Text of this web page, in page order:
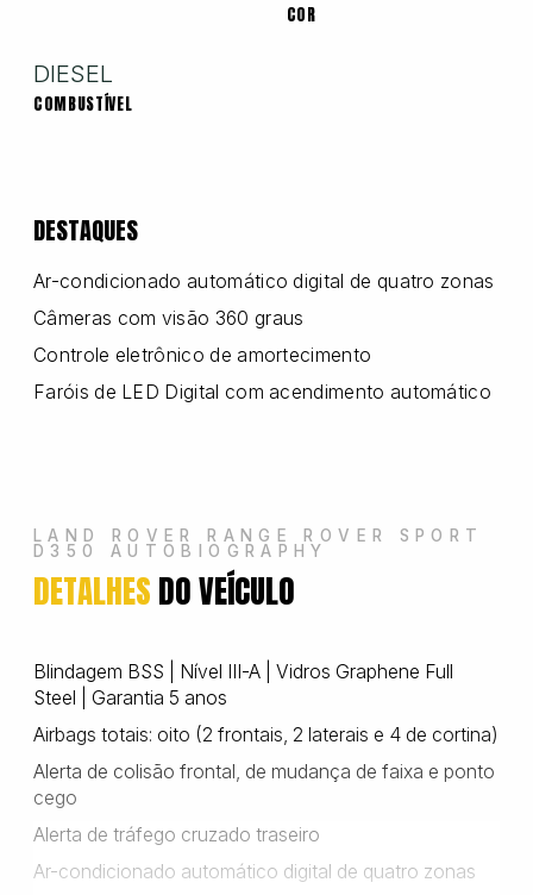
Volkswagen
COR
DIESEL
COMBUSTÍVEL
DESTAQUES
Ar-condicionado automático digital de quatro zonas
Câmeras com visão 360 graus
Controle eletrônico de amortecimento
Faróis de LED Digital com acendimento automático
LAND ROVER RANGE ROVER SPORT
D350 AUTOBIOGRAPHY
DETALHESDO VEÍCULO
Blindagem BSS | Nível III-A | Vidros Graphene Full
Steel | Garantia 5 anos
Airbags totais: oito (2 frontais, 2 laterais e 4 de cortina)
Alerta de colisão frontal, de mudança de faixa e ponto
cego
Alerta de tráfego cruzado traseiro
Ar-condicionado automático digital de quatro zonas